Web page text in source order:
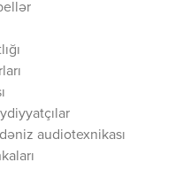
audiotexnikası